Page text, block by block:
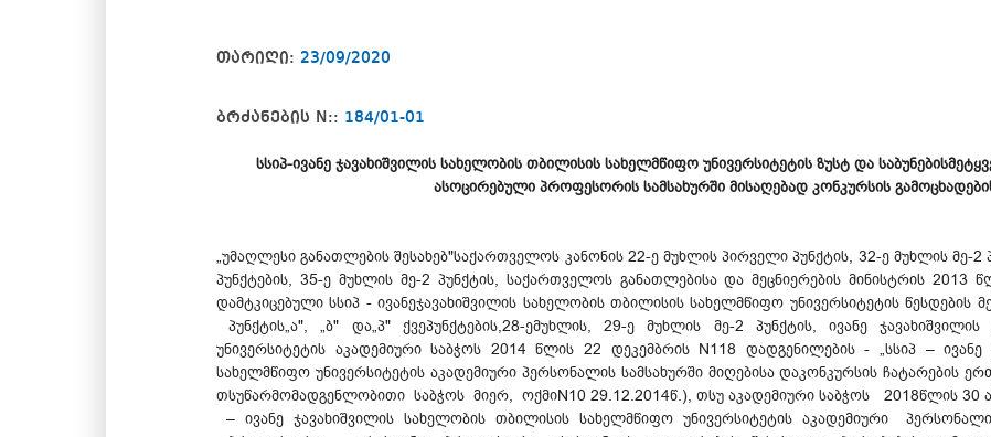
თარიღი: 23/09/2020
ბრძანების N:: 184/01-01
სსიპ-ივანე ჯავახიშვილის სახელობის თბილისის სახელმწიფო უნივერსიტეტის ზუსტ და
ასოცირებული პროფესორის სამსახურში მისაღებად კონკურსის
„უმაღლესი განათლების შესახებ"საქართველოს კანონის 22-ე მუხლის პირველი პუნქტის, 32-ე მუხლის მე-
პუნქტების, 35-ე მუხლის მე-2 პუნქტის, საქართველოს განათლებისა და მეცნიერების მინისტრის 2013
დამტკიცებული სსიპ - ივანეჯავახიშვილის სახელობის თბილისის სახელმწიფო უნივერსიტეტის
პუნქტის„ა", „ბ" და„პ" ქვეპუნქტების,28-ემუხლის, 29-ე მუხლის მე-2 პუნქტის, ივანე
უნივერსიტეტის აკადემიური საბჭოს 2014 წლის 22 დეკემბრის N118 დადგენილების - „სსიპ –
სახელმწიფო უნივერსიტეტის აკადემიური პერსონალის სამსახურში მიღებისა დაკონკურსის ჩატარების
თსუწარმომადგენლობითი საბჭოს მიერ, ოქმიN10 29.12.2014წ.), თსუ აკადემიური საბჭოს 2018წლის 30
– ივანე ჯავახიშვილის სახელობის თბილისის სახელმწიფო უნივერსიტეტის აკადემიური